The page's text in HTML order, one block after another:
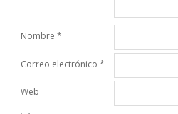
Nombre *
Correo electrónico *
Web